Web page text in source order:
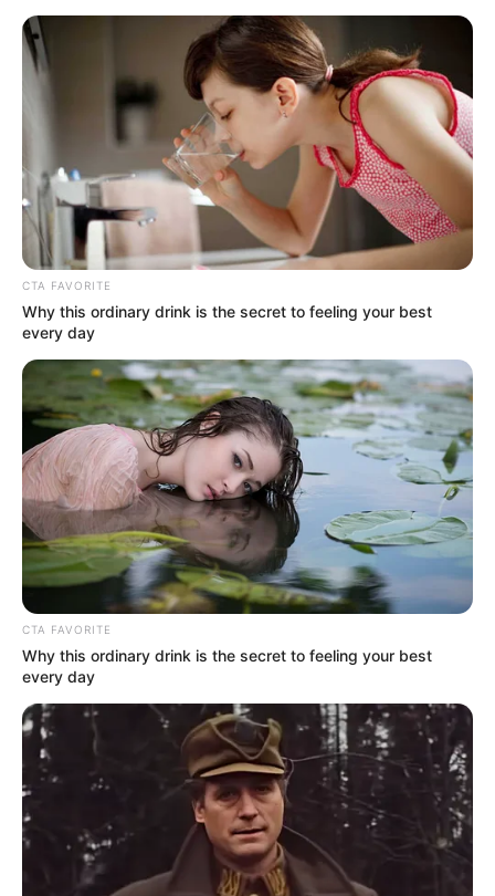
CTA FAVORITE
Why this ordinary drink is the secret to feeling your best
every day
CTA FAVORITE
Why this ordinary drink is the secret to feeling your best
every day